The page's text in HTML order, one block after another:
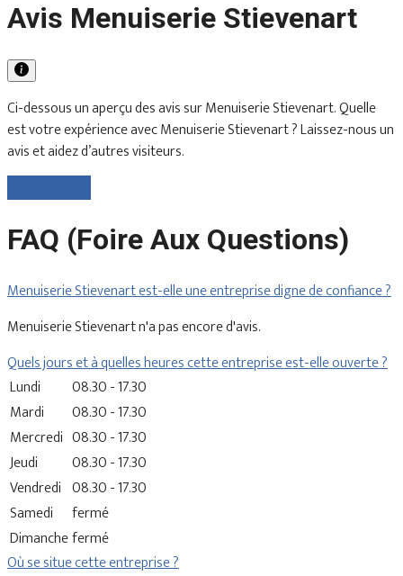
Avis Menuiserie Stievenart
Ci-dessous un aperçu des avis sur Menuiserie Stievenart. Quelle
est votre expérience avec Menuiserie Stievenart ? Laissez-nous un
avis et aidez d’autres visiteurs.
FAQ (Foire Aux Questions)
Menuiserie Stievenart est-elle une entreprise digne de confiance ?
Menuiserie Stievenart n'a pas encore d'avis.
Quels jours et à quelles heures cette entreprise est-elle ouverte ?
Lundi
08.30 - 17.30
Mardi
08.30 - 17.30
Mercredi 08.30 - 17.30
Jeudi
08.30 - 17.30
Vendredi 08.30 - 17.30
Samedi
fermé
Dimanchefermé
Où se situe cette entreprise ?